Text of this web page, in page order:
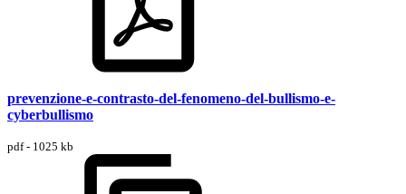
prevenzione-e-contrasto-del-fenomeno-del-bullismo-e-
cyberbullismo
pdf - 1025 kb